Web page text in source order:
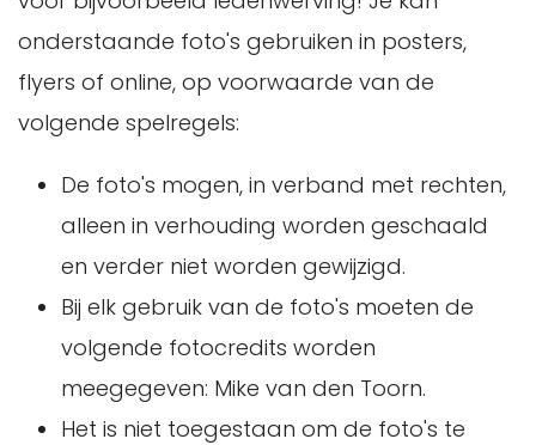
onderstaande foto's gebruiken in posters,
flyers of online, op voorwaarde van de
volgende spelregels:
De foto's mogen, in verband met rechten,
alleen in verhouding worden geschaald
en verder niet worden gewijzigd.
Bij elk gebruik van de foto's moeten de
volgende fotocredits worden
meegegeven: Mike van den Toorn.
Het is niet toegestaan om de foto's te